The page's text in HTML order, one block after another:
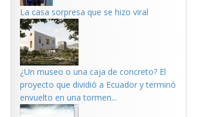
La casa sorpresa que se hizo viral
¿Un museo o una caja de concreto? El
proyecto que dividió a Ecuador y terminó
envuelto en una tormen...